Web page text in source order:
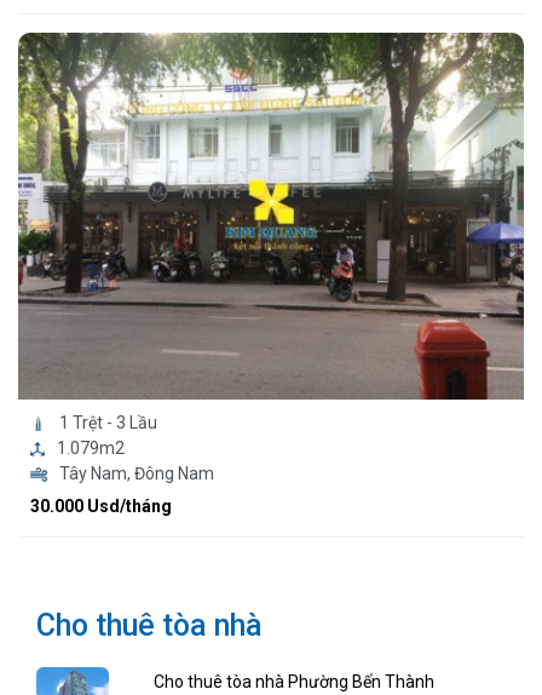
1 Trệt - 3 Lầu
1.079m2
Tây Nam, Đông Nam
30.000 Usd/tháng
Cho thuê tòa nhà
Cho thuê tòa nhà Phường Bến Thành